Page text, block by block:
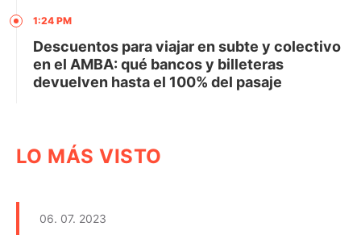
1:24 PM
Descuentos para viajar en subte y colectivo
en el AMBA: qué bancos y billeteras
devuelven hasta el 100% del pasaje
LO MÁS VISTO
06. 07. 2023